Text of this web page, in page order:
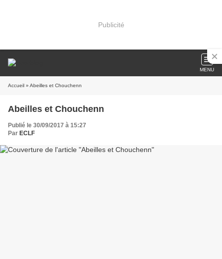
Publicité
MENU
Accueil » Abeilles et Chouchenn
Abeilles et Chouchenn
Publié le 30/09/2017 à 15:27
Par ECLF